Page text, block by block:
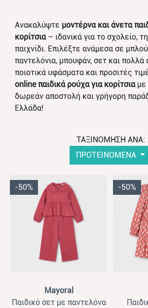
Ανακαλύψτε μοντέρνα και άνετα
κορίτσια– ιδανικά για το σχολείο,
παιχνίδι. Επιλέξτε ανάμεσα σε
παντελόνια, μπουφάν, σετ και πολλά
ποιοτικά υφάσματα και προσιτές
online παιδικά ρούχα για κορίτσιαμε
δωρεάν αποστολή και γρήγορη
Ελλάδα!
ΤΑΞΙΝΟΜΗΣΗ ΑΝΑ:
ΠΡΟΤΕΙΝΟΜΕΝΑ
-50%
Mayoral
Παιδικό σετ με παντελόνα
-50%